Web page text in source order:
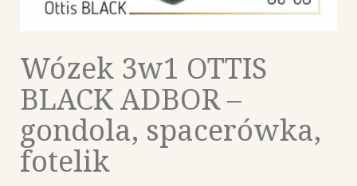
Wózek 3w1 OTTIS
BLACK ADBOR –
gondola, spacerówka,
fotelik